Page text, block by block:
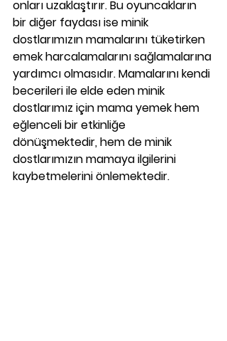
onları uzaklaştırır. Bu oyuncakların
bir diğer faydası ise minik
dostlarımızın mamalarını tüketirken
emek harcalamalarını sağlamalarına
yardımcı olmasıdır. Mamalarını kendi
becerileri ile elde eden minik
dostlarımız için mama yemek hem
eğlenceli bir etkinliğe
dönüşmektedir, hem de minik
dostlarımızın mamaya ilgilerini
kaybetmelerini önlemektedir.